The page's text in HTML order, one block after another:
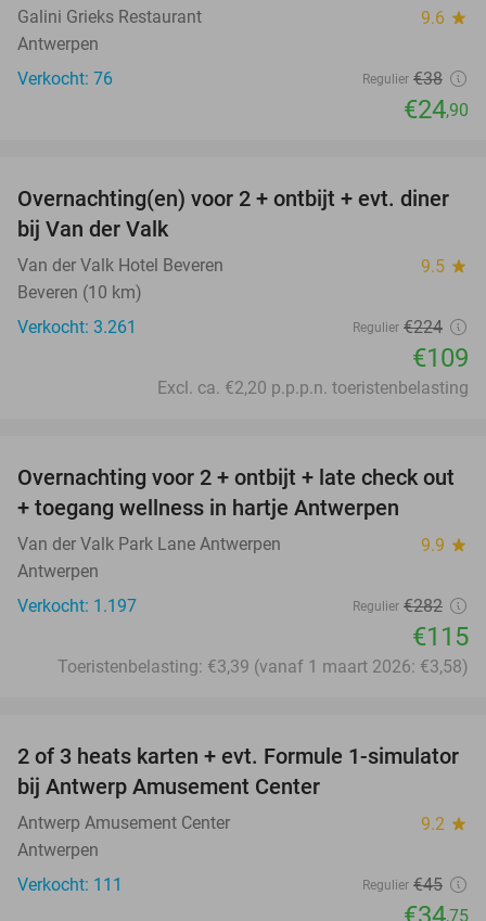
Galini Grieks Restaurant 9.6 star
Antwerpen
Verkocht: 76
Regulier €38
€24,90
51%
Overnachting(en) voor 2 + ontbijt + evt. diner
bij Van der Valk
Van der Valk Hotel Beveren 9.5 star
Beveren (10 km)
Verkocht: 3.261
Regulier €224
€109
Excl. ca. €2,20 p.p.p.n. toeristenbelasting
59%
Overnachting voor 2 + ontbijt + late check out
+ toegang wellness in hartje Antwerpen
Van der Valk Park Lane Antwerpen 9.9 star
Antwerpen
Verkocht: 1.197
Regulier €282
€115
Toeristenbelasting: €3,39 (vanaf 1 maart 2026: €3,58)
23%
2 of 3 heats karten + evt. Formule 1-simulator
bij Antwerp Amusement Center
Antwerp Amusement Center 9.2 star
Antwerpen
Verkocht: 111
Regulier €45
,75